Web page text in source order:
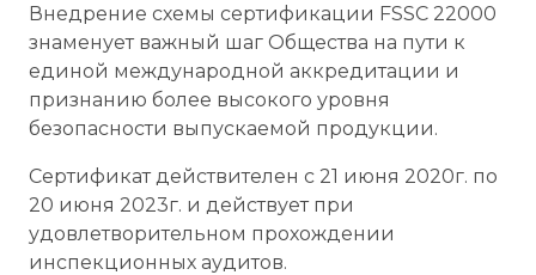
Внедрение схемы сертификации FSSC 22000
знаменует важный шаг Общества на пути к
единой международной аккредитации и
признанию более высокого уровня
безопасности выпускаемой продукции.
Сертификат действителен с 21 июня 2020г. по
20 июня 2023г. и действует при
удовлетворительном прохождении
инспекционных аудитов.